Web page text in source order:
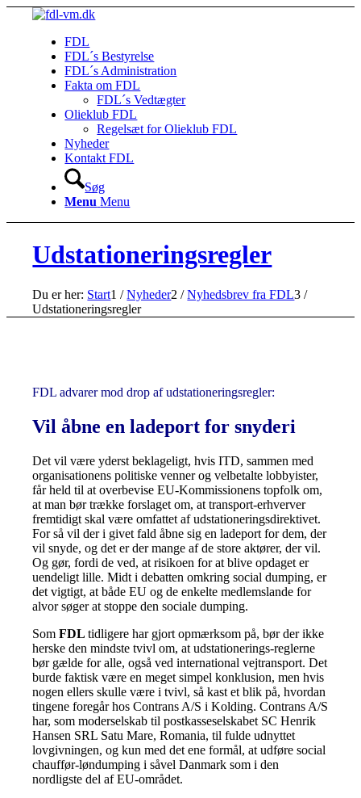
FDL
FDL´s Bestyrelse
FDL´s Administration
Fakta om FDL
FDL´s Vedtægter
Olieklub FDL
Regelsæt for Olieklub FDL
Nyheder
Kontakt FDL
Søg
Menu Menu
Udstationeringsregler
Du er her: Start1 / Nyheder2 / Nyhedsbrev fra FDL3 /
Udstationeringsregler
FDL advarer mod drop af udstationeringsregler:
Vil åbne en ladeport for snyderi
Det vil være yderst beklageligt, hvis ITD, sammen med
organisationens politiske venner og velbetalte lobbyister,
får held til at overbevise EU-Kommissionens topfolk om,
at man bør trække forslaget om, at transport-erhverver
fremtidigt skal være omfattet af udstationeringsdirektivet.
For så vil der i givet fald åbne sig en ladeport for dem, der
vil snyde, og det er der mange af de store aktører, der vil.
Og gør, fordi de ved, at risikoen for at blive opdaget er
uendeligt lille. Midt i debatten omkring social dumping, er
det vigtigt, at både EU og de enkelte medlemslande for
alvor søger at stoppe den sociale dumping.
SomFDLtidligere har gjort opmærksom på, bør der ikke
herske den mindste tvivl om, at udstationerings-reglerne
bør gælde for alle, også ved international vejtransport. Det
burde faktisk være en meget simpel konklusion, men hvis
nogen ellers skulle være i tvivl, så kast et blik på, hvordan
tingene foregår hos Contrans A/S i Kolding. Contrans A/S
har, som moderselskab til postkasseselskabet SC Henrik
Hansen SRL Satu Mare, Romania, til fulde udnyttet
lovgivningen, og kun med det ene formål, at udføre social
chauffør-løndumping i såvel Danmark som i den
nordligste del af EU-området.